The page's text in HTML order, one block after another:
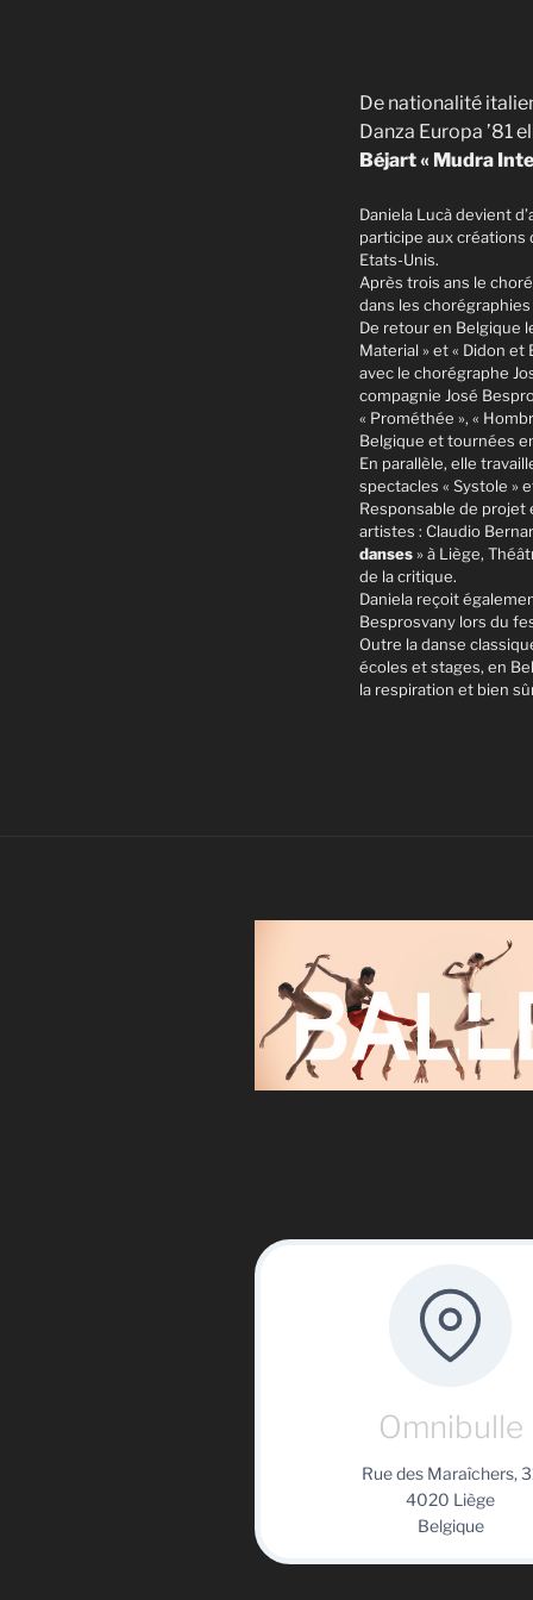
De nationalité
Danza Europa ’81
Béjart « Mudra
Daniela Lucà devient
participe aux créations
Etats-Unis.
Après trois ans le
dans les chorégraphies
De retour en Belgique
Material » et « Didon
avec le chorégraphe
compagnie José
« Prométhée », «
Belgique et tournées
En parallèle, elle
spectacles « Systole »
Responsable de projet
artistes : Claudio
danses» à Liège,
de la critique.
Daniela reçoit
Besprosvany lors du
Outre la danse
écoles et stages, en
la respiration et bien
Omnibulle
Rue des Maraîchers,
4020 Liège
Belgique